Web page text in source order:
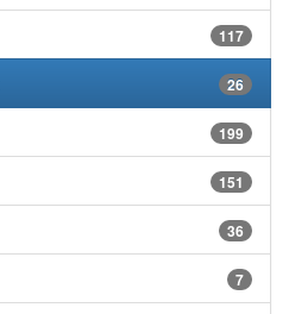
117
26
199
151
36
7